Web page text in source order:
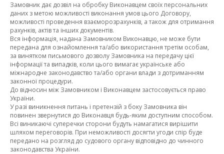
Замовник дає дозвіл на обробку Виконавцем своїх персональних
даних з метою можливості виконання умов цього Договору,
можливості проведення взаєморозрахунків, а також для отримання
рахунків, актів та інших документів.
Вся інформація, надана Замовником Виконавцю, не може бути
передана для ознайомлення та/або використання третім особам,
за винятком письмового дозволу Замовника на передачу цієї
інформації та випадків, коли цього вимагає українське або
міжнародне законодавство та/або органи влади з дотриманням
законної процедури.
До відносин між Замовником і Виконавцем застосовується право
України.
У разі виникнення питань і претензій з боку Замовника він
повинен звернутися до Виконавця будь-яким доступним способом.
Всі виникаючі суперечки сторони будуть намагатися вирішити
шляхом переговорів. При неможливості досягти угоди спір буде
передано на розгляд до судового органу відповідно до чинного
законодавства України.